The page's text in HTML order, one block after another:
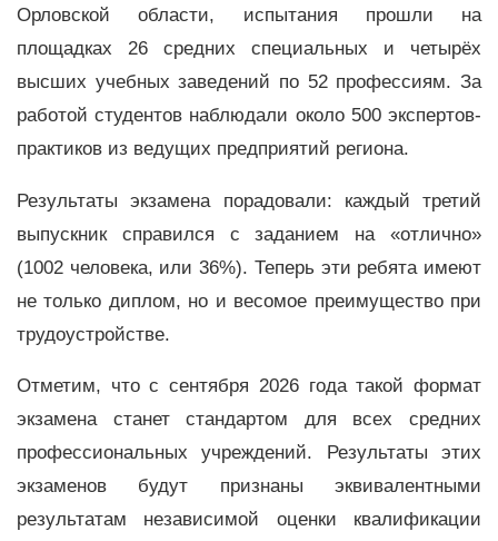
Орловской области, испытания прошли на
площадках 26 средних специальных и четырёх
высших учебных заведений по 52 профессиям. За
работой студентов наблюдали около 500 экспертов-
практиков из ведущих предприятий региона.
Результаты экзамена порадовали: каждый третий
выпускник справился с заданием на «отлично»
(1002 человека, или 36%). Теперь эти ребята имеют
не только диплом, но и весомое преимущество при
трудоустройстве.
Отметим, что с сентября 2026 года такой формат
экзамена станет стандартом для всех средних
профессиональных учреждений. Результаты этих
экзаменов будут признаны эквивалентными
результатам независимой оценки квалификации